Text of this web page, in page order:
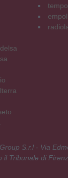
S.r.l - Via
Tribunale di